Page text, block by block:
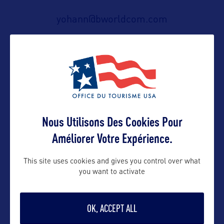
yohann@bworldcom.com
Suivre
Nous Utilisons Des Cookies Pour
Améliorer Votre Expérience.
This site uses cookies and gives you control over what
you want to activate
OK, ACCEPT ALL